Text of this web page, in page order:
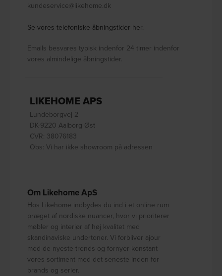
kundeservice@likehome.dk
Se vores telefoniske åbningstider her.
Emails besvares typisk indenfor 24 timer indenfor
vores almindelige åbningstider.
LIKEHOME APS
Lundeborgvej 2
DK-9220 Aalborg Øst
CVR: 38076183
Obs: Vi har ikke showroom på adressen
Om Likehome ApS
Hos Likehome indbydes du ind i et online rum
præget af nordiske nuancer, hvor vi prioriterer
møbler og interiør af høj kvalitet med
skandinaviske undertoner. Vi forbliver ajour
med de nyeste trends og fornyer konstant
vores sortiment med det seneste inden for
brands og serier.